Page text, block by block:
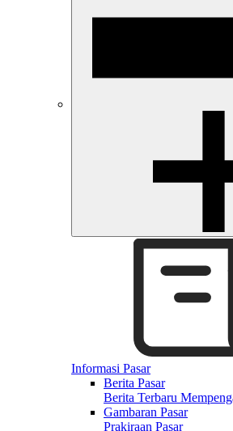
Informasi Pasar
Berita Pasar
Berita Terbaru
Gambaran Pasar
Prakiraan Pasar